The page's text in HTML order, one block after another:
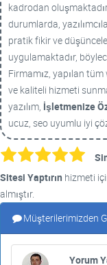
kadrodan
durumlarda,
pratik fikir ve
uygulamaktadır,
Firmamız, yapılan tüm
ve kaliteli hizmeti
yazılım, İşletmenize
ucuz, seo uyumlu iyi
Sitesi Yaptırın hizmeti
almıştır.
Müşterilerimizden
Yorum